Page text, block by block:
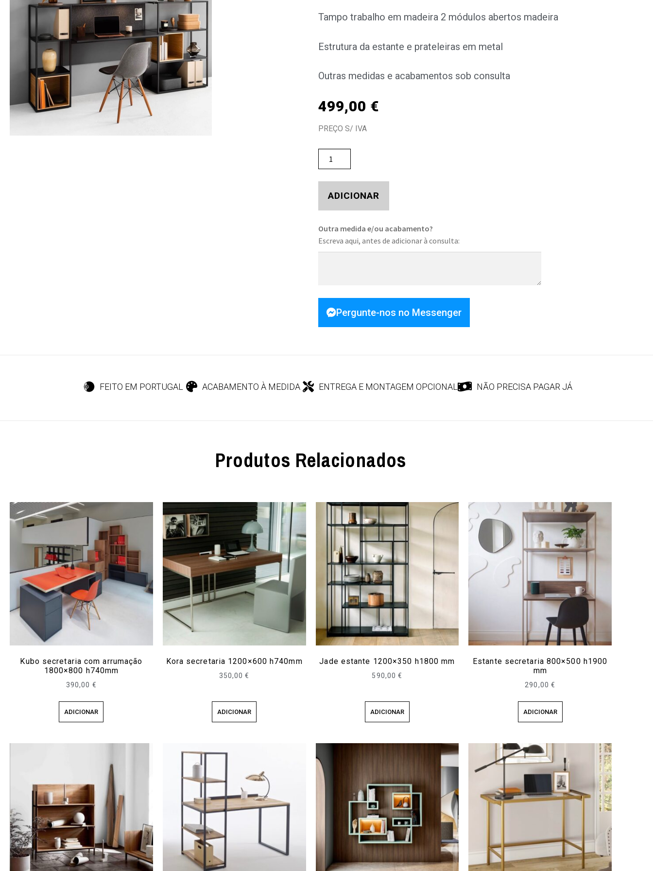
Tampo trabalho em madeira 2 módulos abertos madeira
Estrutura da estante e prateleiras em metal
Outras medidas e acabamentos sob consulta
499,00 €
PREÇO S/ IVA
ADICIONAR
Outra medida e/ou acabamento?
Escreva aqui, antes de adicionar à consulta:
Pergunte-nos no Messenger
FEITO EM PORTUGAL ACABAMENTO À MEDIDA ENTREGA E MONTAGEM OPCIONAL NÃO PRECISA PAGAR JÁ
Produtos Relacionados
Kubo secretaria com arrumação
1800×800 h740mm
390,00 €
ADICIONAR
Kora secretaria 1200×600 h740mm
350,00€
ADICIONAR
Jade estante 1200×350 h1800 mm
590,00€
ADICIONAR
Estante secretaria 800×500 h1900
mm
290,00 €
ADICIONAR